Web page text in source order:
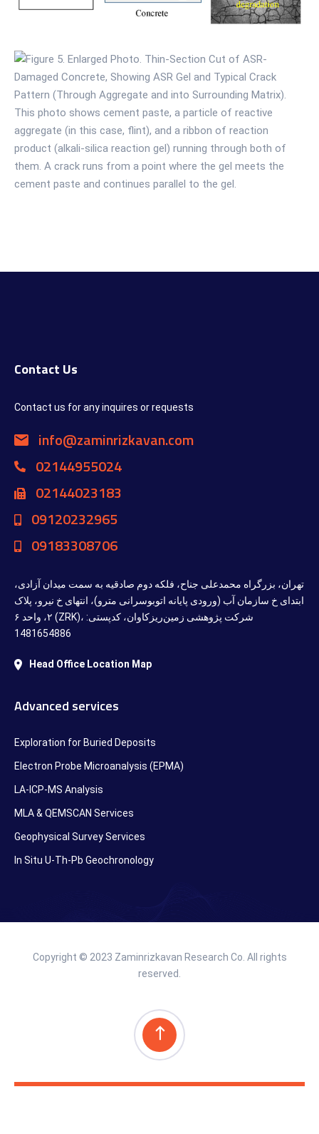
Contact Us
Contact us for any inquires or requests
info@zaminrizkavan.com
02144955024
02144023183
09120232965
09183308706
تهران، بزرگراه محمدعلی جناح، فلکه دوم صادقیه به سمت میدان آزادی،
ابتدای خ سازمان آب (ورودی پایانه اتوبوسرانی مترو)، انتهای خ نیرو، پلاک
۲، واحد ۶ (ZRK)، شرکت پژوهشی زمین‌ریزکاوان، کدپستی:
1481654886
Head Office Location Map
Advanced services
Exploration for Buried Deposits
Electron Probe Microanalysis (EPMA)
LA-ICP-MS Analysis
MLA & QEMSCAN Services
Geophysical Survey Services
In Situ U-Th-Pb Geochronology
Copyright © 2023 Zaminrizkavan Research Co. All rights
reserved.